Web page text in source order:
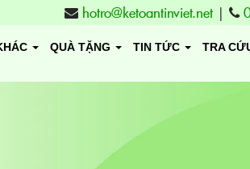
hotro@ketoantinviet.net |
QUÀ TẶNG TIN TỨC TRA